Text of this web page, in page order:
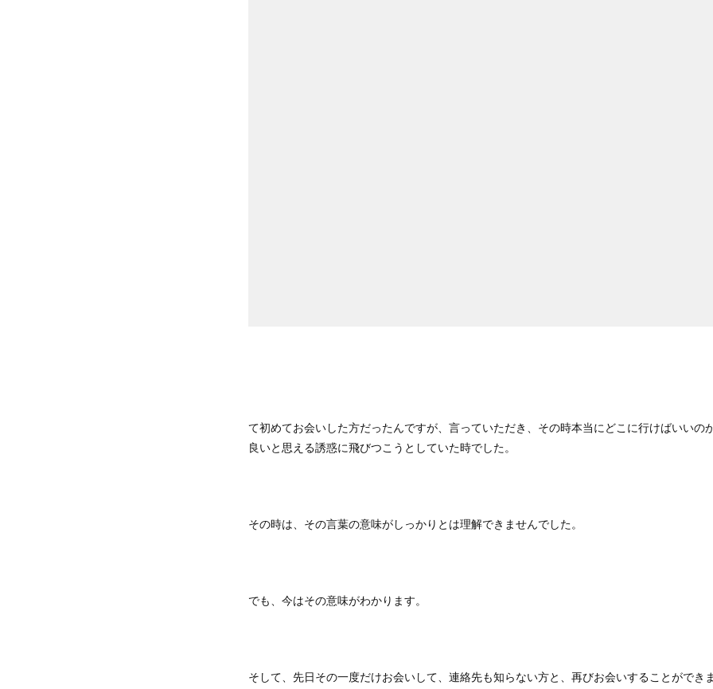
て初めてお会いした方だったんですが、言っていただき、その時本当にどこに行けばいいの
良いと思える誘惑に飛びつこうとしていた時でした。
その時は、その言葉の意味がしっかりとは理解できませんでした。
でも、今はその意味がわかります。
そして、先日その一度だけお会いして、連絡先も知らない方と、再びお会いすることができ